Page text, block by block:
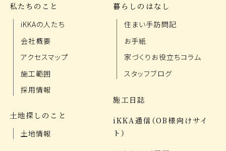
私たちのこと
iKKAの人たち
会社概要
アクセスマップ
施工範囲
採用情報
土地探しのこと
土地情報
暮らしのはなし
住まい手訪問記
お手紙
家づくりお役立ちコラム
スタッフブログ
施工日誌
iKKA通信（OB様向けサイ
ト）